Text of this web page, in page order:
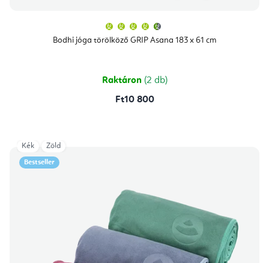
Bodhi jóga törölköző GRIP Asana 183 x 61 cm
átlagos
értékelése
csillag.
Raktáron (2 db)
Ft10 800
Bestseller
Kék Zöld